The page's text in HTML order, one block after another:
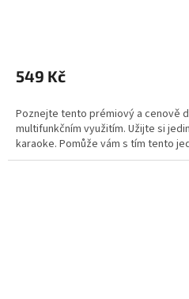
549 Kč
Poznejte tento prémiový a cenově
multifunkčním využitím. Užijte si
karaoke. Pomůže vám s tím tento